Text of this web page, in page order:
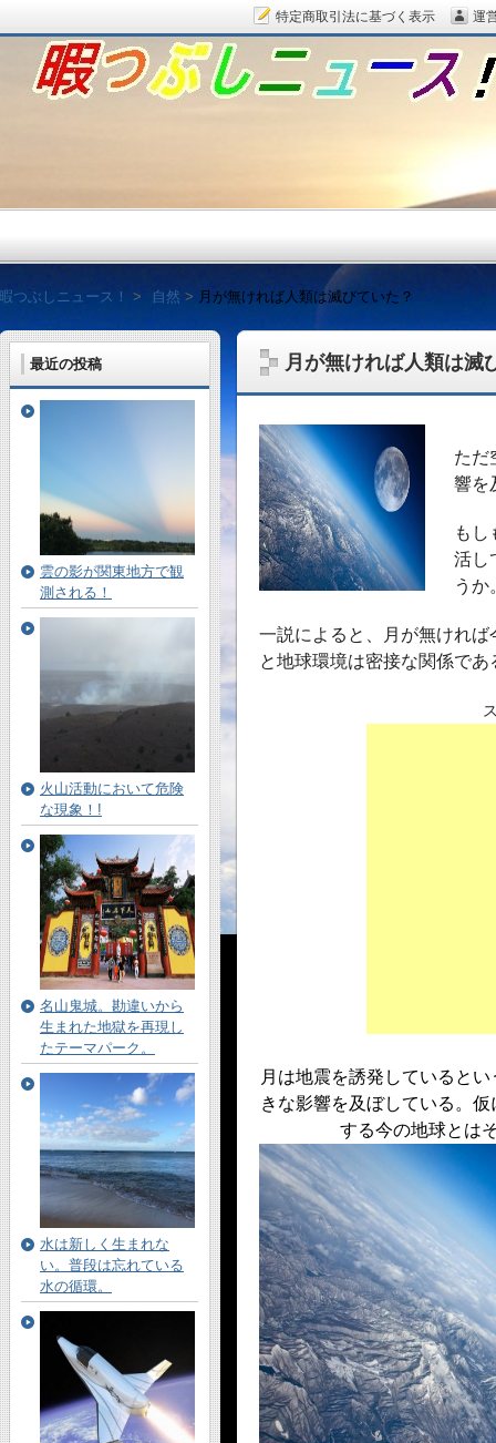
月が無ければ人類は滅
ただ
響を
もし
活し
うか
一説によると、月が無けれ
と地球環境は密接な関係であ
月は地震を誘発していると
きな影響を及ぼしている。
する今の地球とは
最近の投稿
雲の影が関東地方で観
測される！
火山活動において危険
な現象！!
名山鬼城。勘違いから
生まれた地獄を再現し
たテーマパーク。
水は新しく生まれな
い。普段は忘れている
水の循環。
暇つぶしニュース！ 自然 月が無ければ人類は滅びていた？
暇つぶしニュース！
毎日面白い話題をピッ
特定商取引法に基づく表示 運